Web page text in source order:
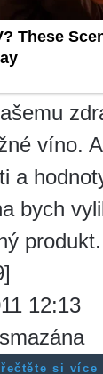
víno.
a
bych
produkt.
12:13
si více